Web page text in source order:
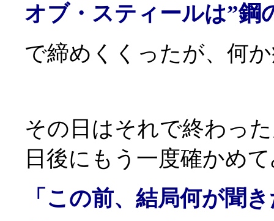
オブ・スティールは”鋼
で締めくくったが、何
その日はそれで終わっ
日後にもう一度確かめ
「この前、結局何が聞